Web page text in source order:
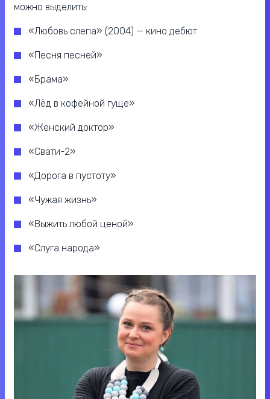
можно выделить:
«Любовь слепа» (2004) — кино дебют
«Песня песней»
«Брама»
«Лёд в кофейной гуще»
«Женский доктор»
«Свати-2»
«Дорога в пустоту»
«Чужая жизнь»
«Выжить любой ценой»
«Слуга народа»